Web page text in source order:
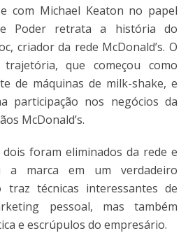
com Michael Keaton no papel
Poder retrata a história do
criador da rede McDonald’s. O
que começou como
de máquinas de milk-shake, e
participação nos negócios da
McDonald’s.
foram eliminados da rede e
a marca em um verdadeiro
técnicas interessantes de
pessoal, mas também
e escrúpulos do empresário.